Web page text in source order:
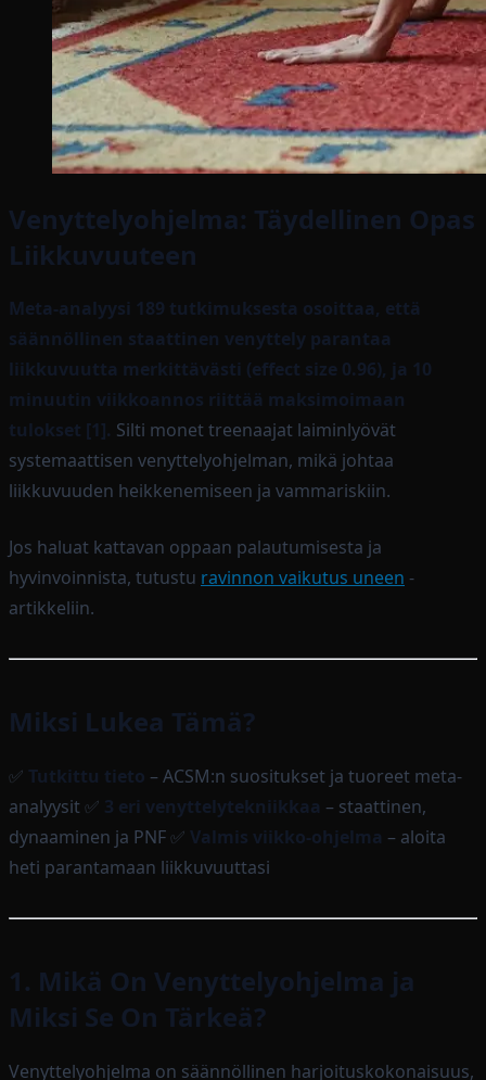
Venyttelyohjelma: Täydellinen Opas
Liikkuvuuteen
Meta-analyysi 189 tutkimuksesta osoittaa, että
säännöllinen staattinen venyttely parantaa
liikkuvuutta merkittävästi (effect size 0.96), ja 10
minuutin viikkoannos riittää maksimoimaan
tulokset [1]. Silti monet treenaajat laiminlyövät
systemaattisen venyttelyohjelman, mikä johtaa
liikkuvuuden heikkenemiseen ja vammariskiin.
Jos haluat kattavan oppaan palautumisesta ja
hyvinvoinnista, tutustu ravinnon vaikutus uneen -
artikkeliin.
Miksi Lukea Tämä?
✅ Tutkittu tieto – ACSM:n suositukset ja tuoreet meta-
analyysit ✅ 3 eri venyttelytekniikkaa – staattinen,
dynaaminen ja PNF ✅ Valmis viikko-ohjelma – aloita
heti parantamaan liikkuvuuttasi
1. Mikä On Venyttelyohjelma ja
Miksi Se On Tärkeä?
Venyttelyohjelma on säännöllinen harjoituskokonaisuus,